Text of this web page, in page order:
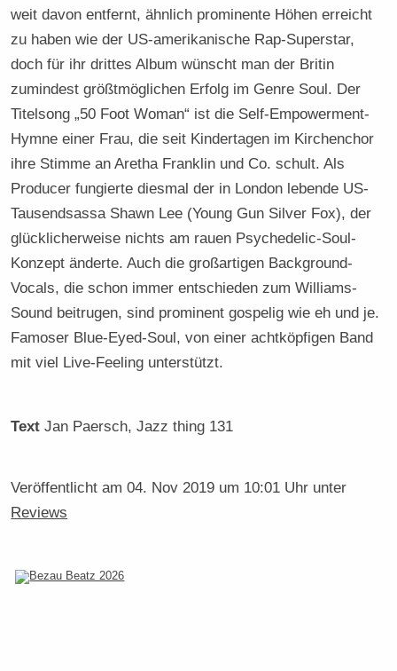
weit davon entfernt, ähnlich prominente Höhen erreicht
zu haben wie der US-amerikanische Rap-Superstar,
doch für ihr drittes Album wünscht man der Britin
zumindest größtmöglichen Erfolg im Genre Soul. Der
Titelsong „50 Foot Woman“ ist die Self-Empowerment-
Hymne einer Frau, die seit Kindertagen im Kirchenchor
ihre Stimme an Aretha Franklin und Co. schult. Als
Producer fungierte diesmal der in London lebende US-
Tausendsassa Shawn Lee (Young Gun Silver Fox), der
glücklicherweise nichts am rauen Psychedelic-Soul-
Konzept änderte. Auch die großartigen Background-
Vocals, die schon immer entschieden zum Williams-
Sound beitrugen, sind prominent gospelig wie eh und je.
Famoser Blue-Eyed-Soul, von einer achtköpfigen Band
mit viel Live-Feeling unterstützt.
Text Jan Paersch, Jazz thing 131
Veröffentlicht am04. Nov 2019 um 10:01 Uhr unter
Reviews